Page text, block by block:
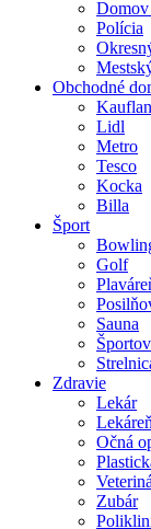
Domov
Polícia
Obchodné
Lidl
Metro
Tesco
Kocka
Billa
Šport
Golf
Sauna
Zdravie
Lekár
Lekáreň
Očná
Zubár